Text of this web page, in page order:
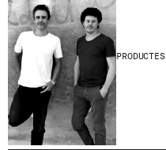
PRODUCTES